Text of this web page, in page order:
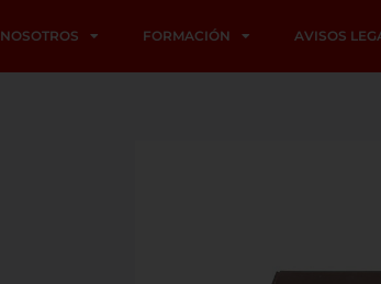
NOSOTROS FORMACIÓN AVISOS